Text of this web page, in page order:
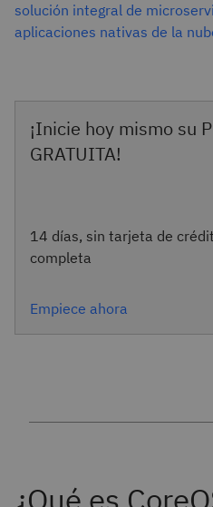
solución integral de
aplicaciones nativas de la
¡Inicie hoy mismo su
GRATUITA!
14 días, sin tarjeta de
completa
Empiece ahora